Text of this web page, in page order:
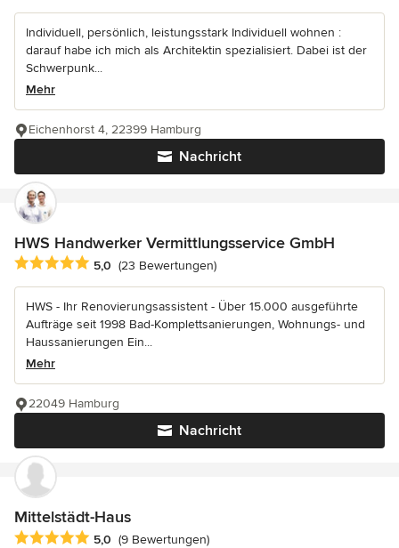
Individuell, persönlich, leistungsstark Individuell wohnen :
darauf habe ich mich als Architektin spezialisiert. Dabei ist der
Schwerpunk...
Mehr
Nachricht
Eichenhorst 4, 22399 Hamburg
HWS Handwerker Vermittlungsservice GmbH
Durchschnittliche Bewertung: 5 von 5 Sternen
5,0 (23 Bewertungen)
HWS - Ihr Renovierungsassistent - Über 15.000 ausgeführte
Aufträge seit 1998 Bad-Komplettsanierungen, Wohnungs- und
Haussanierungen Ein...
Mehr
Nachricht
22049 Hamburg
Mittelstädt-Haus
Durchschnittliche Bewertung: 5 von 5 Sternen
5,0 (9 Bewertungen)